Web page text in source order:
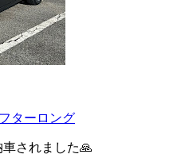
ターロング
されました🙏